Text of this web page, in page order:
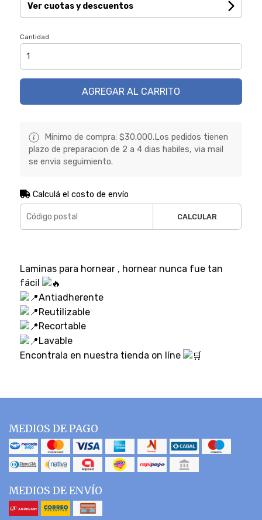
Ver cuotas y descuentos
Cantidad
AGREGAR AL CARRITO
Minimo de compra: $30.000.Los pedidos tienen
plazo de preparacion de 2 a 4 dias habiles, via mail
se envia seguimiento.
Calculá el costo de envío
CALCULAR
Laminas para hornear , hornear nunca fue tan
fácil
Antiadherente
Reutilizable
Recortable
Lavable
Encontrala en nuestra tienda on líne
MEDIOS DE PAGO
MEDIOS DE ENVÍO